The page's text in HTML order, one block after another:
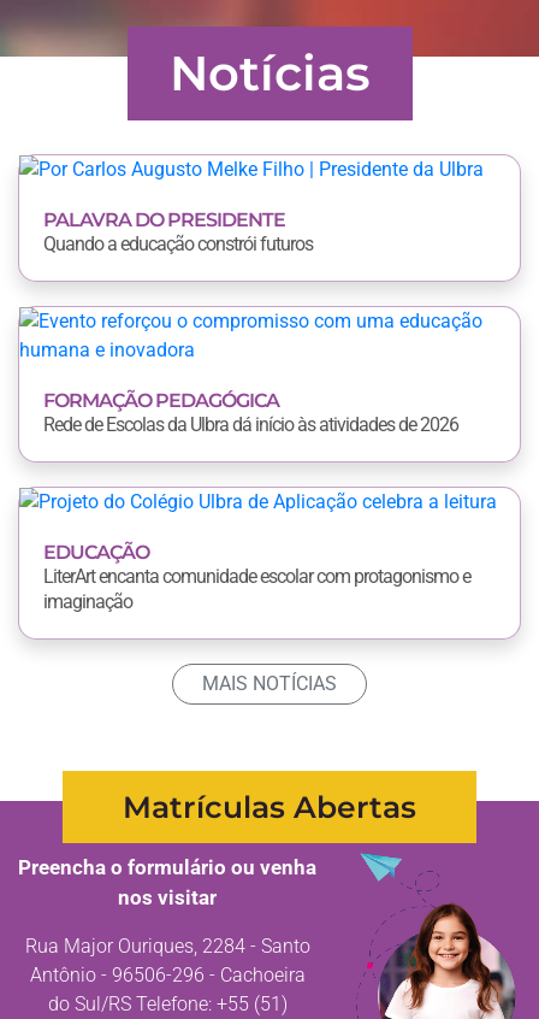
Notícias
PALAVRA DO PRESIDENTE
Quando a educação constrói futuros
FORMAÇÃO PEDAGÓGICA
Rede de Escolas da Ulbra dá início às atividades de 2026
EDUCAÇÃO
LiterArt encanta comunidade escolar com protagonismo e
imaginação
MAIS NOTÍCIAS
Matrículas Abertas
Preencha o formulário ou venha
nos visitar
Rua Major Ouriques, 2284 - Santo
Antônio - 96506-296 - Cachoeira
do Sul/RS Telefone: +55 (51)